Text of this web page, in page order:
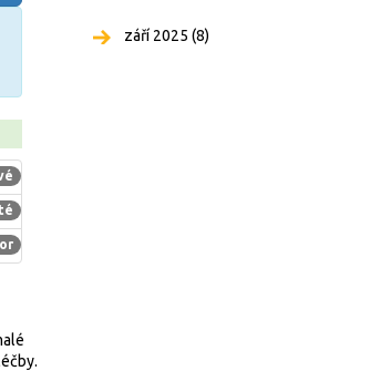
září 2025 (8)